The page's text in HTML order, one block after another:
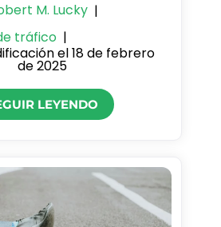
M. Lucky |
tráfico |
el 18 de febrero
de 2025
LEYENDO